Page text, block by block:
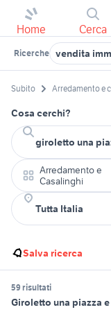
Home Cerca
Ricerche vendita
Subito Arredamento e
Cosa cerchi?
Arredamento e
Casalinghi
Salva ricerca
59 risultati
Giroletto una piazza e